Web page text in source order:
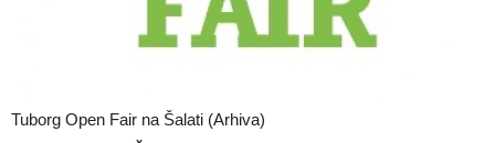
Tuborg Open Fair na Šalati (Arhiva)